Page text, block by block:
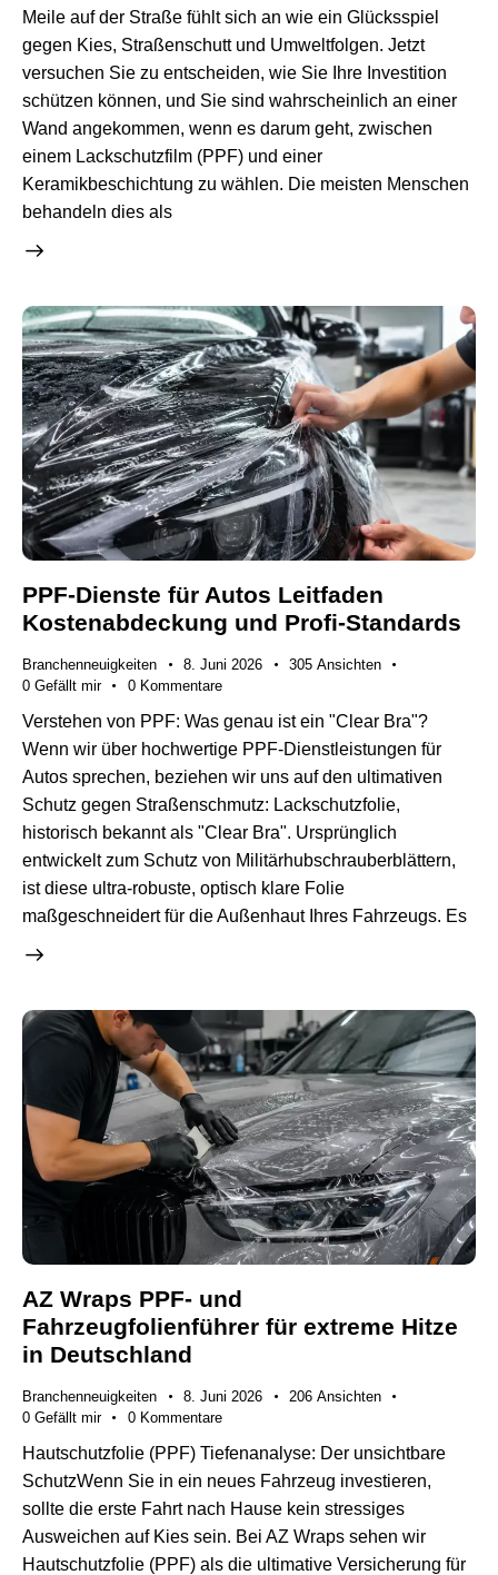
Meile auf der Straße fühlt sich an wie ein Glücksspiel
gegen Kies, Straßenschutt und Umweltfolgen. Jetzt
versuchen Sie zu entscheiden, wie Sie Ihre Investition
schützen können, und Sie sind wahrscheinlich an einer
Wand angekommen, wenn es darum geht, zwischen
einem Lackschutzfilm (PPF) und einer
Keramikbeschichtung zu wählen. Die meisten Menschen
behandeln dies als
PPF-Dienste für Autos Leitfaden
Kostenabdeckung und Profi-Standards
Branchenneuigkeiten 8. Juni 2026 305 Ansichten
0 Gefällt mir 0 Kommentare
Verstehen von PPF: Was genau ist ein "Clear Bra"?
Wenn wir über hochwertige PPF-Dienstleistungen für
Autos sprechen, beziehen wir uns auf den ultimativen
Schutz gegen Straßenschmutz: Lackschutzfolie,
historisch bekannt als "Clear Bra". Ursprünglich
entwickelt zum Schutz von Militärhubschrauberblättern,
ist diese ultra-robuste, optisch klare Folie
maßgeschneidert für die Außenhaut Ihres Fahrzeugs. Es
AZ Wraps PPF- und
Fahrzeugfolienführer für extreme Hitze
in Deutschland
Branchenneuigkeiten 8. Juni 2026 206 Ansichten
0 Gefällt mir 0 Kommentare
Hautschutzfolie (PPF) Tiefenanalyse: Der unsichtbare
SchutzWenn Sie in ein neues Fahrzeug investieren,
sollte die erste Fahrt nach Hause kein stressiges
Ausweichen auf Kies sein. Bei AZ Wraps sehen wir
Hautschutzfolie (PPF) als die ultimative Versicherung für